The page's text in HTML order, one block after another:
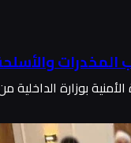
المخدرات
بوزارة